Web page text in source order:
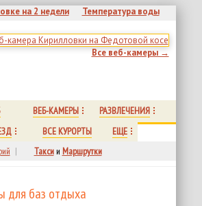
на 2 недели
Температура воды
Все веб-камеры →
ВЕБ-КАМЕРЫ
РАЗВЛЕЧЕНИЯ
ВСЕ КУРОРТЫ
ЕЩЕ
| Таксии Маршрутки
для баз отдыха